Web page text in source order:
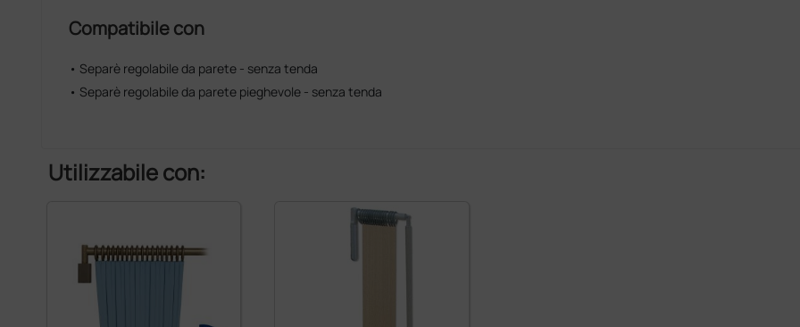
Compatibile con
• Separè regolabile da parete - senza tenda
• Separè regolabile da parete pieghevole - senza tenda
Utilizzabile con: